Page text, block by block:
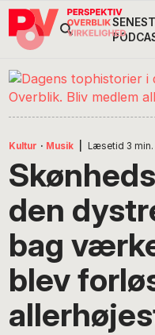
Gå
direkte
navigation
Skip
indhold
Gå
direkte
Header
på
POV
International
Kultur · Musik Læsetid 3 min.
den
bag
blev